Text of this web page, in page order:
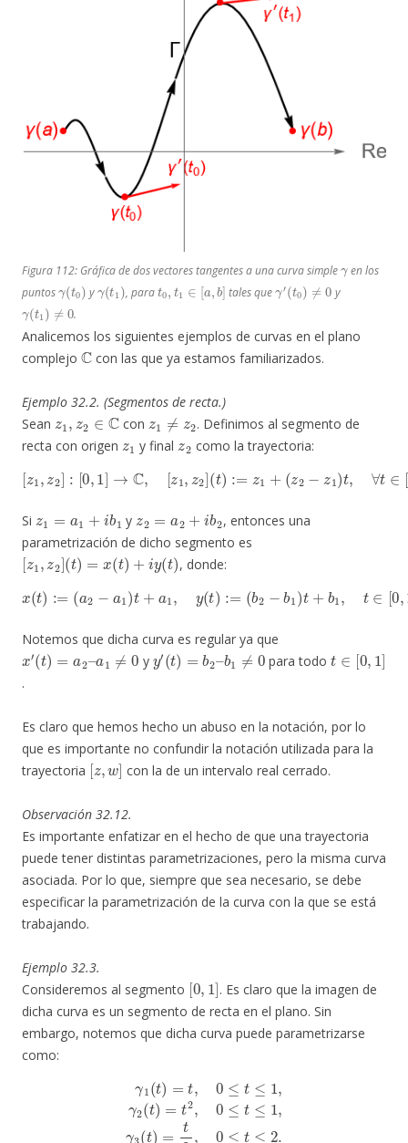
Figura 112: Gráfica de dos vectores tangentes a una curva simple
en los
puntos
t 0 )
y
γ t1 )
, para
t t1 a b]
tales que
′( t 0 )≠
y
γ t 1 ) 0
.
Analicemos los siguientes ejemplos de curvas en el plano
complejo
C
con las que ya estamos familiarizados.
Ejemplo 32.2. (Segmentos de recta.)
Sean
z1 ,z2∈C
con
z1≠z2
. Definimos al segmento de
recta con origen
z1
y final
z2
como la trayectoria:
z1 ,z 2 ]:[ 01 →C ,z (t ):=z 1 z2 − 1)t ∈ [0
Si
1
y
2
, entonces una
parametrización de dicho segmento es
[z1,z2](t)=x(t)+iy (t)
, donde:
x :=( −a 1)t + a1 ):=(b 2 b1 b 1,t ∈ [0
Notemos que dicha curva es regular ya que
x′(t)=a2–a1≠0
y
y′(t)=b2–b1 ≠0
para todo
0, ]
.
Es claro que hemos hecho un abuso en la notación, por lo
que es importante no confundir la notación utilizada para la
trayectoria
[z,w]
con la de un intervalo real cerrado.
Observación 32.12.
Es importante enfatizar en el hecho de que una trayectoria
puede tener distintas parametrizaciones, pero la misma curva
asociada. Por lo que, siempre que sea necesario, se debe
especificar la parametrización de la curva con la que se está
trabajando.
Ejemplo 32.3.
Consideremos al segmento
[0 1]
. Es claro que la imagen de
dicha curva es un segmento de recta en el plano. Sin
embargo, notemos que dicha curva puede parametrizarse
como:
1 γ2( t ≤ ≤ 1, γ3 (t